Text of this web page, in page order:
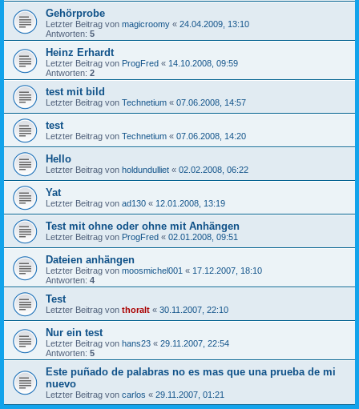
Gehörprobe
Letzter Beitrag von magicroomy « 24.04.2009, 13:10
Antworten: 5
Heinz Erhardt
Letzter Beitrag von ProgFred « 14.10.2008, 09:59
Antworten: 2
test mit bild
Letzter Beitrag von Technetium « 07.06.2008, 14:57
test
Letzter Beitrag von Technetium « 07.06.2008, 14:20
Hello
Letzter Beitrag von holdundulliet « 02.02.2008, 06:22
Yat
Letzter Beitrag von ad130 « 12.01.2008, 13:19
Test mit ohne oder ohne mit Anhängen
Letzter Beitrag von ProgFred « 02.01.2008, 09:51
Dateien anhängen
Letzter Beitrag von moosmichel001 « 17.12.2007, 18:10
Antworten: 4
Test
Letzter Beitrag von thoralt « 30.11.2007, 22:10
Nur ein test
Letzter Beitrag von hans23 « 29.11.2007, 22:54
Antworten: 5
Este puñado de palabras no es mas que una prueba de mi
nuevo
Letzter Beitrag von carlos « 29.11.2007, 01:21